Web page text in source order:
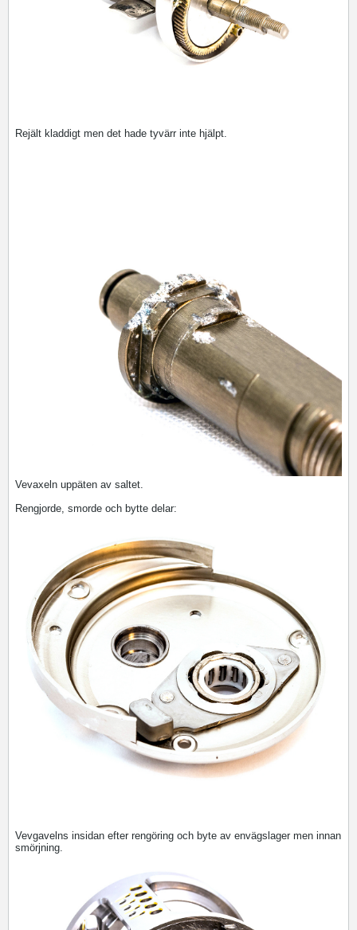
Rejält kladdigt men det hade tyvärr inte hjälpt.
Vevaxeln uppäten av saltet.
Rengjorde, smorde och bytte delar:
Vevgavelns insidan efter rengöring och byte av envägslager men innan
smörjning.